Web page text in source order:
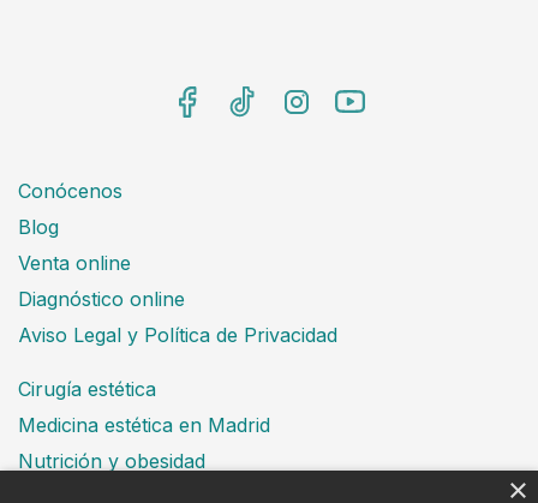
Conócenos
Blog
Venta online
Diagnóstico online
Aviso Legal y Política de Privacidad
Cirugía estética
Medicina estética en Madrid
Nutrición y obesidad
×